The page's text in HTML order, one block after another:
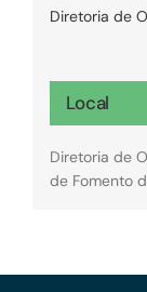
Diretoria de
Local
Diretoria de
de Fomento